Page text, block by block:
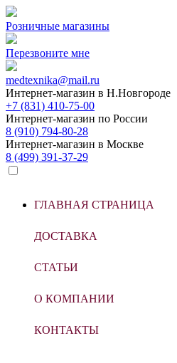
Розничные магазины
Перезвоните мне
medtexnika@mail.ru
Интернет-магазин в Н.Новгороде
+7 (831) 410-75-00
Интернет-магазин по России
8 (910) 794-80-28
Интернет-магазин в Москве
8 (499) 391-37-29
ГЛАВНАЯ СТРАНИЦА
ДОСТАВКА
СТАТЬИ
О КОМПАНИИ
КОНТАКТЫ